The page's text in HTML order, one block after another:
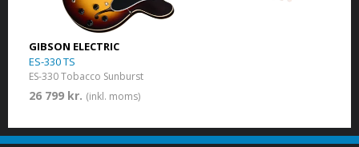
GIBSON ELECTRIC
ES-330 TS
ES-330 Tobacco Sunburst
26 799 kr. (inkl. moms)